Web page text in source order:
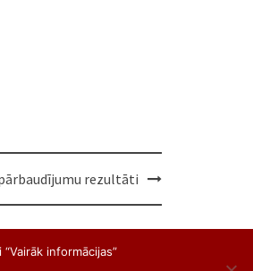
rezultāti
informācijas”